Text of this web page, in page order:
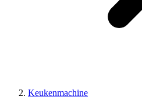
Keukenmachine